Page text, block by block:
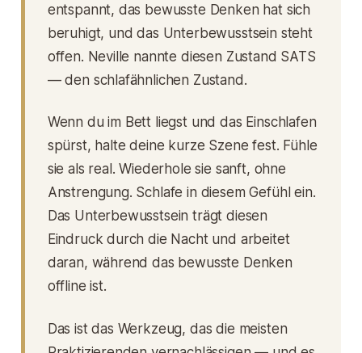
entspannt, das bewusste Denken hat sich
beruhigt, und das Unterbewusstsein steht
offen. Neville nannte diesen Zustand SATS
— den schlafähnlichen Zustand.
Wenn du im Bett liegst und das Einschlafen
spürst, halte deine kurze Szene fest. Fühle
sie als real. Wiederhole sie sanft, ohne
Anstrengung. Schlafe in diesem Gefühl ein.
Das Unterbewusstsein trägt diesen
Eindruck durch die Nacht und arbeitet
daran, während das bewusste Denken
offline ist.
Das ist das Werkzeug, das die meisten